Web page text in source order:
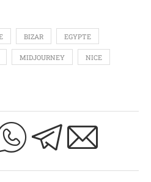
BIZAR EGYPTE
MIDJOURNEY NICE